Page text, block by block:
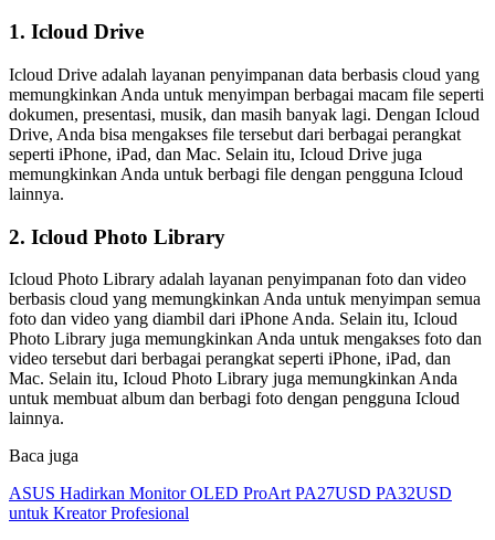
1. Icloud Drive
Icloud Drive adalah layanan penyimpanan data berbasis cloud yang
memungkinkan Anda untuk menyimpan berbagai macam file seperti
dokumen, presentasi, musik, dan masih banyak lagi. Dengan Icloud
Drive, Anda bisa mengakses file tersebut dari berbagai perangkat
seperti iPhone, iPad, dan Mac. Selain itu, Icloud Drive juga
memungkinkan Anda untuk berbagi file dengan pengguna Icloud
lainnya.
2. Icloud Photo Library
Icloud Photo Library adalah layanan penyimpanan foto dan video
berbasis cloud yang memungkinkan Anda untuk menyimpan semua
foto dan video yang diambil dari iPhone Anda. Selain itu, Icloud
Photo Library juga memungkinkan Anda untuk mengakses foto dan
video tersebut dari berbagai perangkat seperti iPhone, iPad, dan
Mac. Selain itu, Icloud Photo Library juga memungkinkan Anda
untuk membuat album dan berbagi foto dengan pengguna Icloud
lainnya.
Baca juga
ASUS Hadirkan Monitor OLED ProArt PA27USD PA32USD
untuk Kreator Profesional